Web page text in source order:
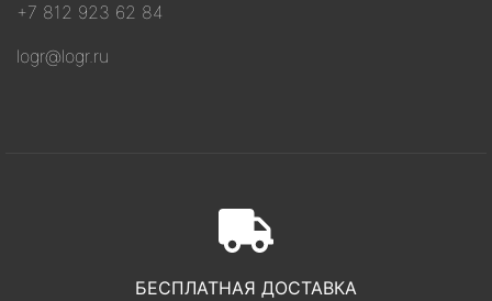
+7 812 923 62 84
logr@logr.ru
БЕСПЛАТНАЯ ДОСТАВКА